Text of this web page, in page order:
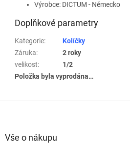
Výrobce: DICTUM - Německo
Doplňkové parametry
Kategorie:
Kolíčky
Záruka:
2 roky
velikost:
1/2
Položka byla vyprodána…
Vše o nákupu